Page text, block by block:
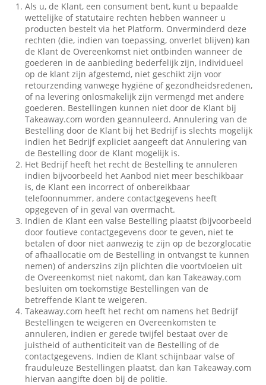
Als u, de Klant, een consument bent, kunt u bepaalde
wettelijke of statutaire rechten hebben wanneer u
producten bestelt via het Platform. Onverminderd deze
rechten (die, indien van toepassing, onverlet blijven) kan
de Klant de Overeenkomst niet ontbinden wanneer de
goederen in de aanbieding bederfelijk zijn, individueel
op de klant zijn afgestemd, niet geschikt zijn voor
retourzending vanwege hygiëne of gezondheidsredenen,
of na levering onlosmakelijk zijn vermengd met andere
goederen. Bestellingen kunnen niet door de Klant bij
Takeaway.com worden geannuleerd. Annulering van de
Bestelling door de Klant bij het Bedrijf is slechts mogelijk
indien het Bedrijf expliciet aangeeft dat Annulering van
de Bestelling door de Klant mogelijk is.
Het Bedrijf heeft het recht de Bestelling te annuleren
indien bijvoorbeeld het Aanbod niet meer beschikbaar
is, de Klant een incorrect of onbereikbaar
telefoonnummer, andere contactgegevens heeft
opgegeven of in geval van overmacht.
Indien de Klant een valse Bestelling plaatst (bijvoorbeeld
door foutieve contactgegevens door te geven, niet te
betalen of door niet aanwezig te zijn op de bezorglocatie
of afhaallocatie om de Bestelling in ontvangst te kunnen
nemen) of anderszins zijn plichten die voortvloeien uit
de Overeenkomst niet nakomt, dan kan Takeaway.com
besluiten om toekomstige Bestellingen van de
betreffende Klant te weigeren.
Takeaway.com heeft het recht om namens het Bedrijf
Bestellingen te weigeren en Overeenkomsten te
annuleren, indien er gerede twijfel bestaat over de
juistheid of authenticiteit van de Bestelling of de
contactgegevens. Indien de Klant schijnbaar valse of
frauduleuze Bestellingen plaatst, dan kan Takeaway.com
hiervan aangifte doen bij de politie.